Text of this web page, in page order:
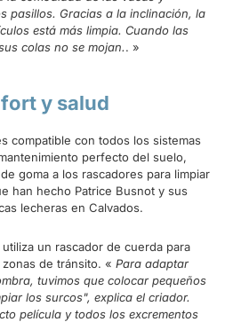
pasillos. Gracias a la inclinación, la
está más limpia. Cuando las
colas no se mojan.. »
y salud
compatible con todos los sistemas
perfecto del suelo,
goma a los rascadores para limpiar
han hecho Patrice Busnot y sus
lecheras en Calvados.
un rascador de cuerda para
de tránsito. « Para adaptar
tuvimos que colocar pequeños
los surcos", explica el criador.
película y todos los excrementos